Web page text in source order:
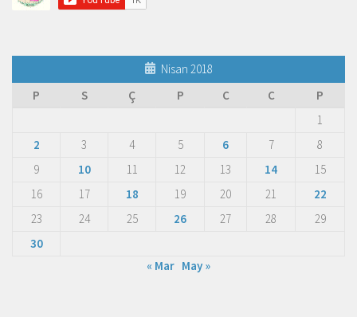
Nisan 2018
P
S Ç P C C
P
1
2
3 4 5 6 7
8
9
10 11 12 13 14
15
16
17 18 19 20 21
22
23
24 25 26 27 28
29
30
« Mar May »